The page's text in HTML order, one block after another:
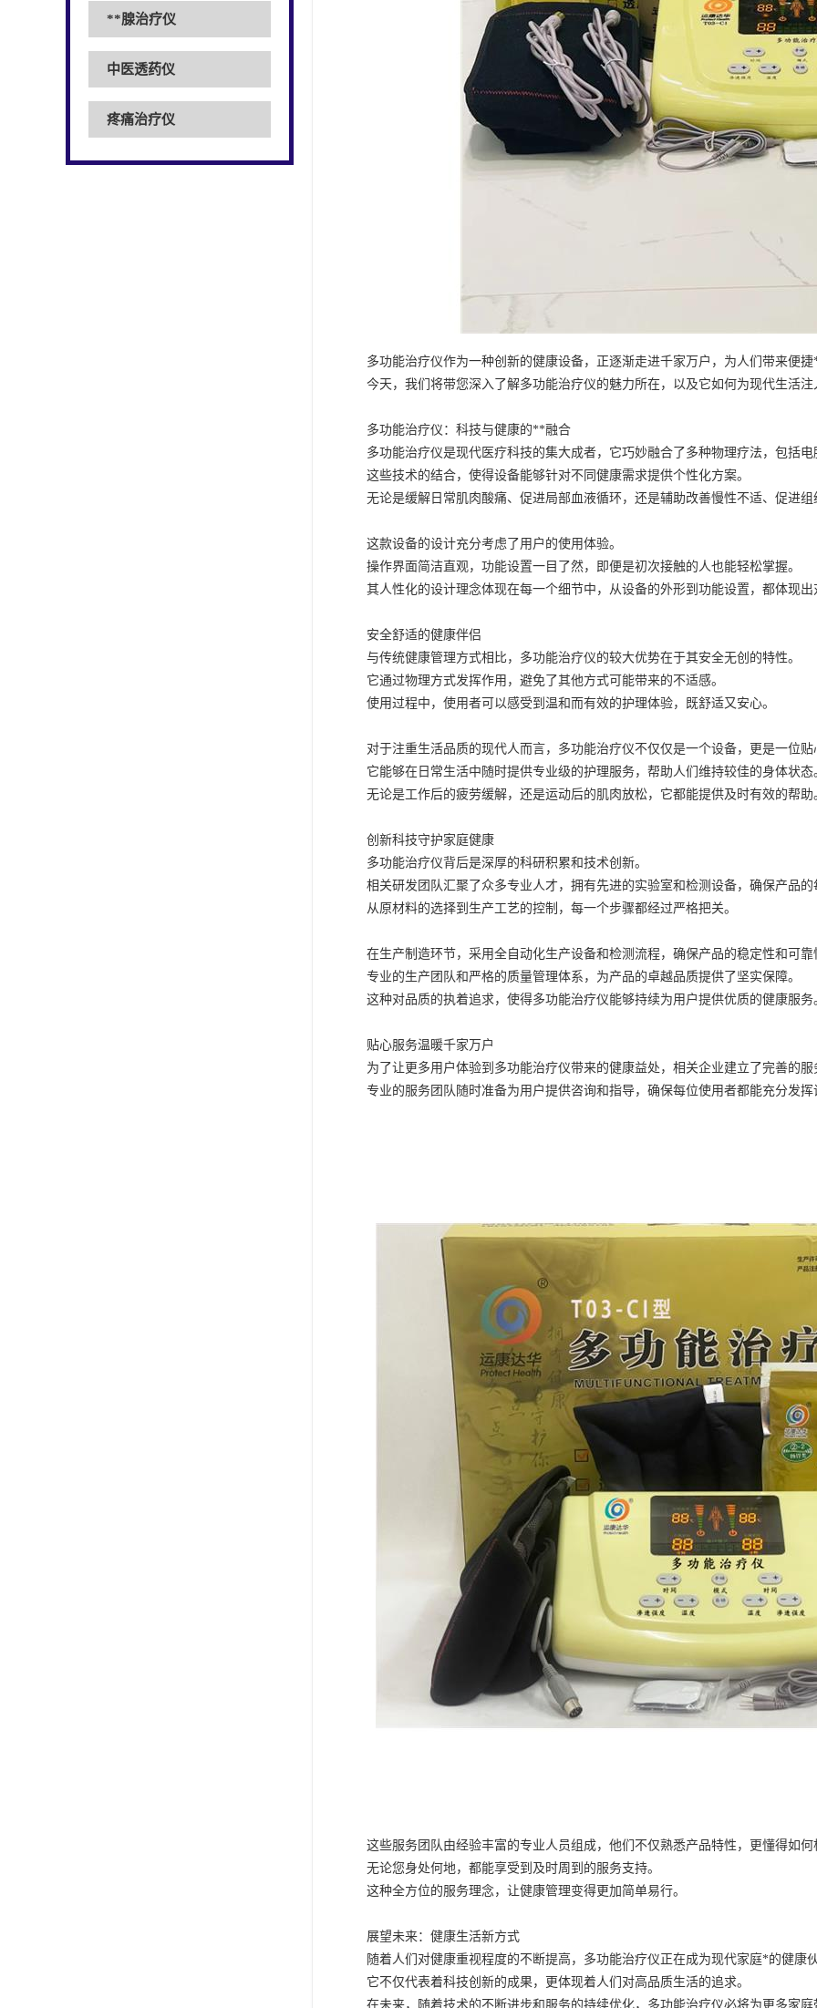
**腺治疗仪
中医透药仪
疼痛治疗仪
多功能治疗仪作为一种创新的健康设备，正逐渐走进千家万户，为人们带来便
今天，我们将带您深入了解多功能治疗仪的魅力所在，以及它如何为现代生活
多功能治疗仪：科技与健康的**融合
多功能治疗仪是现代医疗科技的集大成者，它巧妙融合了多种物理疗法，包括
这些技术的结合，使得设备能够针对不同健康需求提供个性化方案。
无论是缓解日常肌肉酸痛、促进局部血液循环，还是辅助改善慢性不适、促进
这款设备的设计充分考虑了用户的使用体验。
操作界面简洁直观，功能设置一目了然，即便是初次接触的人也能轻松掌握。
其人性化的设计理念体现在每一个细节中，从设备的外形到功能设置，都体现
安全舒适的健康伴侣
与传统健康管理方式相比，多功能治疗仪的较大优势在于其安全无创的特性。
它通过物理方式发挥作用，避免了其他方式可能带来的不适感。
使用过程中，使用者可以感受到温和而有效的护理体验，既舒适又安心。
对于注重生活品质的现代人而言，多功能治疗仪不仅仅是一个设备，更是一位
它能够在日常生活中随时提供专业级的护理服务，帮助人们维持较佳的身体状态
无论是工作后的疲劳缓解，还是运动后的肌肉放松，它都能提供及时有效的帮助
创新科技守护家庭健康
多功能治疗仪背后是深厚的科研积累和技术创新。
相关研发团队汇聚了众多专业人才，拥有先进的实验室和检测设备，确保产品
从原材料的选择到生产工艺的控制，每一个步骤都经过严格把关。
在生产制造环节，采用全自动化生产设备和检测流程，确保产品的稳定性和可靠
专业的生产团队和严格的质量管理体系，为产品的卓越品质提供了坚实保障。
这种对品质的执着追求，使得多功能治疗仪能够持续为用户提供优质的健康服务
贴心服务温暖千家万户
为了让更多用户体验到多功能治疗仪带来的健康益处，相关企业建立了完善的服
专业的服务团队随时准备为用户提供咨询和指导，确保每位使用者都能充分发
这些服务团队由经验丰富的专业人员组成，他们不仅熟悉产品特性，更懂得如
无论您身处何地，都能享受到及时周到的服务支持。
这种全方位的服务理念，让健康管理变得更加简单易行。
展望未来：健康生活新方式
随着人们对健康重视程度的不断提高，多功能治疗仪正在成为现代家庭*的健康
它不仅代表着科技创新的成果，更体现着人们对高品质生活的追求。
在未来，随着技术的不断进步和服务的持续优化，多功能治疗仪必将为更多家